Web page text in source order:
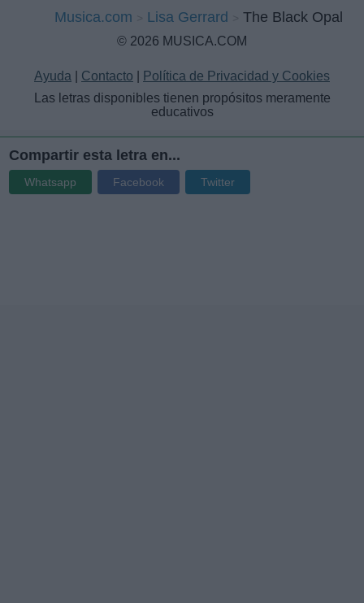
Musica.com Lisa Gerrard The Black Opal
© 2026 MUSICA.COM
Ayuda Contacto
Política de Privacidad y Cookies
Las letras disponibles tienen propósitos meramente
educativos
Compartir esta letra en...
Whatsapp Facebook Twitter